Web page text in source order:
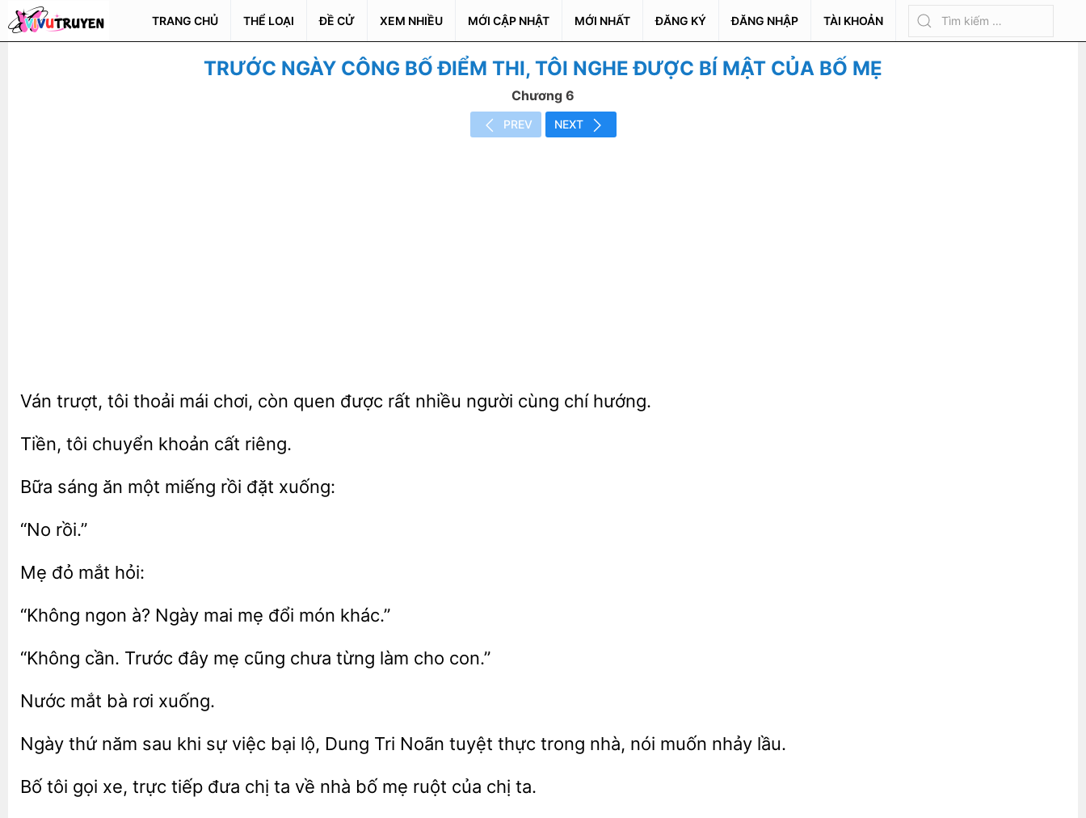
TRANG CHỦ THỂ LOẠI ĐỀ CỬ XEM NHIỀU MỚI CẬP NHẬT MỚI NHẤT ĐĂNG KÝ ĐĂNG NHẬP TÀI KHOẢN
TRƯỚC NGÀY CÔNG BỐ ĐIỂM THI, TÔI NGHE ĐƯỢC BÍ MẬT CỦA BỐ MẸ
Chương 6
PREV NEXT
Ván trượt, tôi mái chơi, còn quen được rất nhiều cùng hướng.
Tiền, tôi chuyển
Bữa sáng miếng rồi xuống:
đỏ
ngon à? mai mẹ đổi món
cần. Trước mẹ chưa từng làm cho con.”
rơi xuống.
thứ năm sau khi sự việc bại lộ, Dung Tri Noãn tuyệt thực trong nói muốn lầu.
tôi gọi xe, tiếp đưa chị ta về nhà bố mẹ ruột của chị